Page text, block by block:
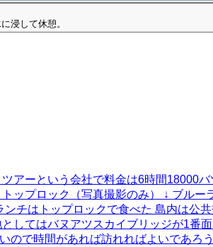
浸して休憩。
アーという会社で料金は6時間18000
ップロック（写真撮影のみ） ↓ ブル
チはトップロックで食べた 島内は
してはバヌアツスカイブリッジが1
ので時間があれば訪れればよいであ